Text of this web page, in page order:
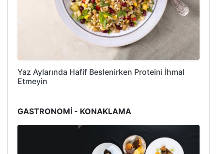
Yaz Aylarında Hafif Beslenirken Proteini İhmal
Etmeyin
GASTRONOMİ - KONAKLAMA